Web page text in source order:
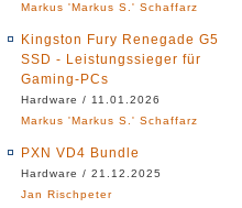
Markus 'Markus S.' Schaffarz
Kingston Fury Renegade G5
SSD - Leistungssieger für
Gaming-PCs
Hardware / 11.01.2026
Markus 'Markus S.' Schaffarz
PXN VD4 Bundle
Hardware / 21.12.2025
Jan Rischpeter